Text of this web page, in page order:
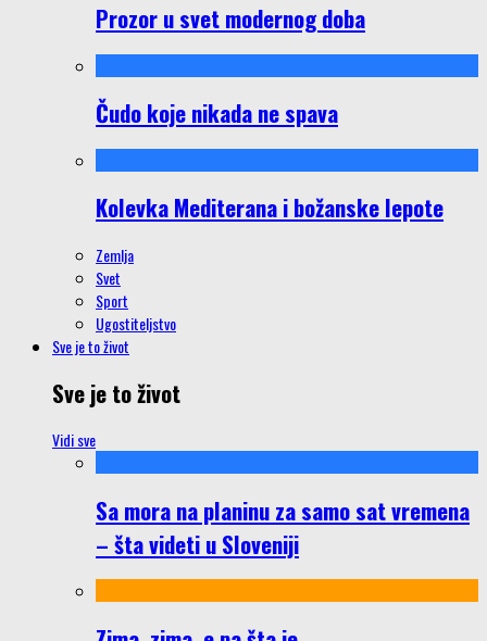
Prozor u svet modernog doba
Čudo koje nikada ne spava
Kolevka Mediterana i božanske lepote
Zemlja
Svet
Sport
Ugostiteljstvo
Sve je to život
Sve je to život
Vidi sve
Sa mora na planinu za samo sat vremena
– šta videti u Sloveniji